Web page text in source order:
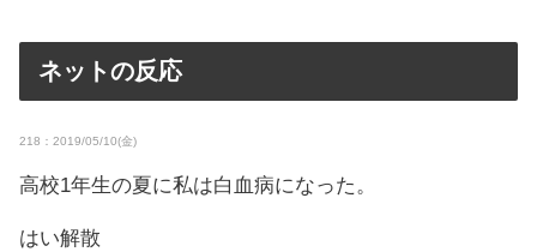
ネットの反応
218：2019/05/10(金)
高校1年生の夏に私は白血病になった。
はい解散